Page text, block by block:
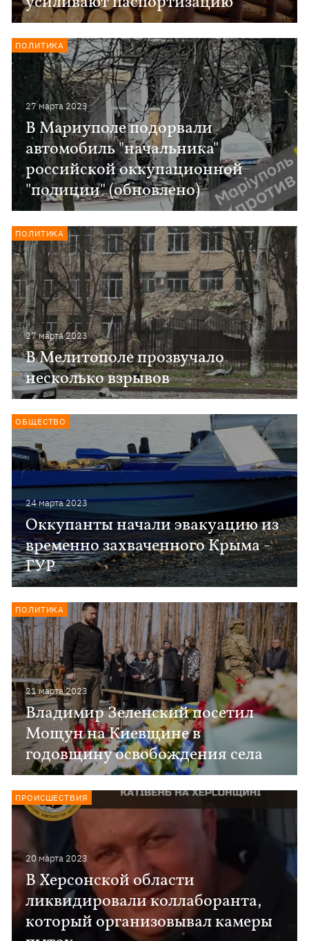
27 марта 2023
В Мариуполе подорвали
автомобиль "начальника"
российской оккупационной
"полиции" (обновлено)
ПОЛИТИКА
27 марта 2023
В Мелитополе прозвучало
несколько взрывов
ПОЛИТИКА
24 марта 2023
Оккупанты начали эвакуацию из
временно захваченного Крыма -
ГУР
ОБЩЕСТВО
21 марта 2023
Владимир Зеленский посетил
Мощун на Киевщине в
годовщину освобождения села
ПОЛИТИКА
20 марта 2023
В Херсонской области
ликвидировали коллаборанта,
который организовывал камеры
ПРОИСШЕСТВИЯ